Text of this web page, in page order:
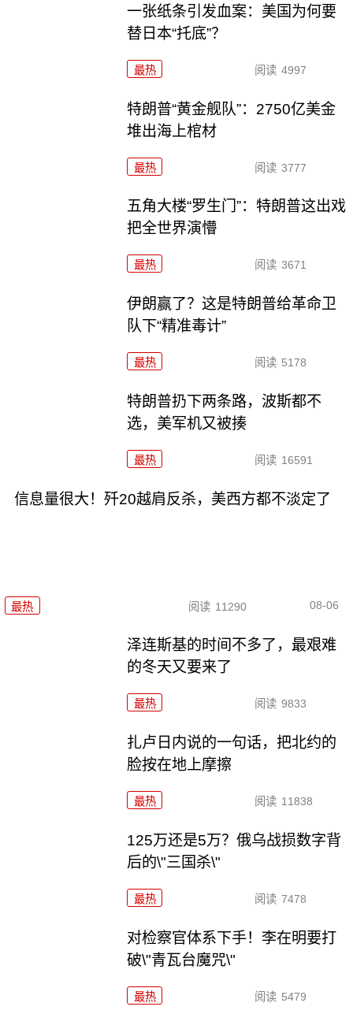
一张纸条引发血案：美国为何要
替日本“托底”？
最热 阅读 4997
特朗普“黄金舰队”：2750亿美金
堆出海上棺材
最热 阅读 3777
五角大楼“罗生门”：特朗普这出戏
把全世界演懵
最热 阅读 3671
伊朗赢了？这是特朗普给革命卫
队下“精准毒计”
最热 阅读 5178
特朗普扔下两条路，波斯都不
选，美军机又被揍
最热 阅读 16591
信息量很大！歼20越肩反杀，美西方都不淡定了
最热 阅读 11290 08-06
泽连斯基的时间不多了，最艰难
的冬天又要来了
最热 阅读 9833
扎卢日内说的一句话，把北约的
脸按在地上摩擦
最热 阅读 11838
125万还是5万？俄乌战损数字背
后的\"三国杀\"
最热 阅读 7478
对检察官体系下手！李在明要打
破\"青瓦台魔咒\"
最热 阅读 5479